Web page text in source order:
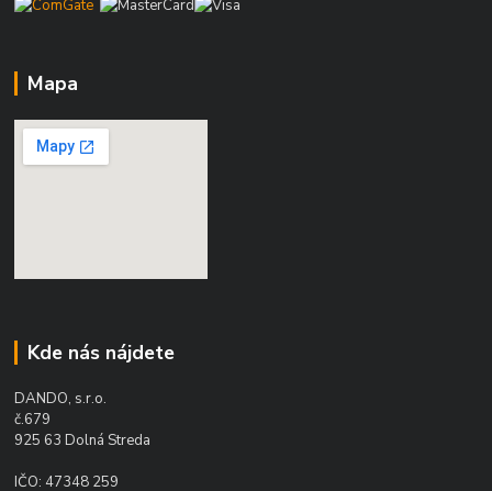
Mapa
Kde nás nájdete
DANDO, s.r.o.
č.679
925 63 Dolná Streda
IČO: 47348 259